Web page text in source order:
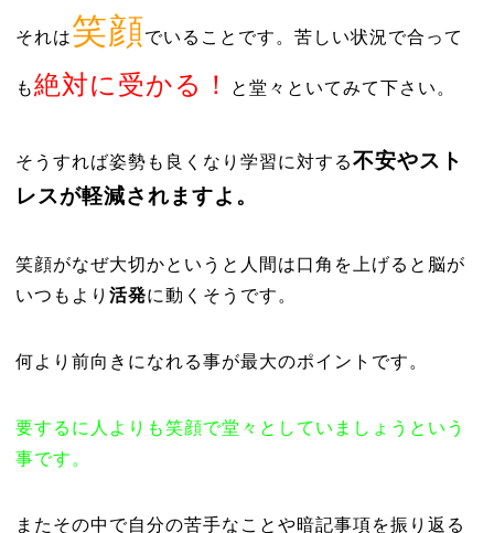
それは笑顔でいることです。苦しい状況で合って
も絶対に受かる！ と堂々といてみて下さい。
そうすれば姿勢も良くなり学習に対する不安やスト
レスが軽減されますよ。
笑顔がなぜ大切かというと人間は口角を上げると脳が
いつもより 活発に動くそうです。
何より前向きになれる事が最大のポイントです。
要するに人よりも笑顔で堂々としていましょうという
事です。
またその中で自分の苦手なことや暗記事項を振り返る